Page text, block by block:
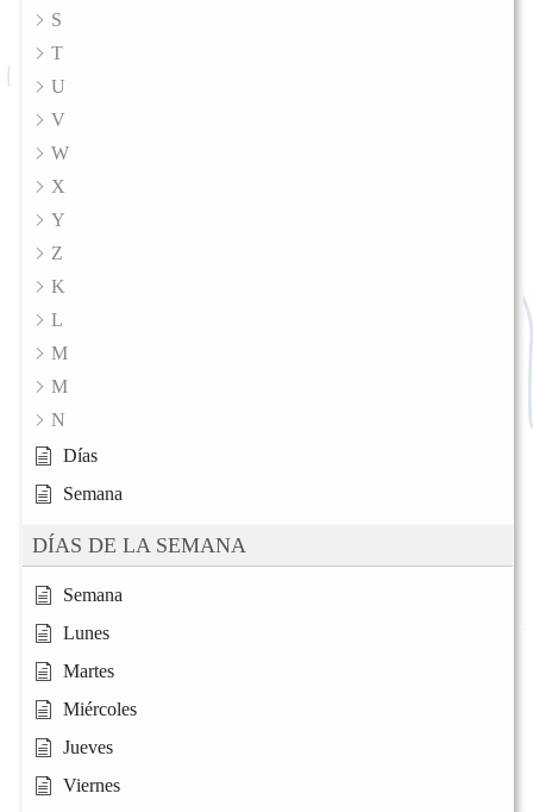
S
T
U
V
W
X
Y
Z
K
L
M
M
N
Días
Semana
DÍAS DE LA SEMANA
Semana
Lunes
Martes
Miércoles
Jueves
Viernes